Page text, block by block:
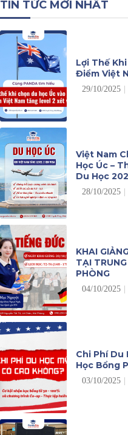
TIN TỨC MỚI NHẤT
Lợi Thế
Điểm Việt
29/10/2025
Việt Nam
Học Úc –
Du Học
28/10/2025
KHAI
TẠI
PHÒNG
04/10/2025
Chi Phí Du
Học Bổng
03/10/2025